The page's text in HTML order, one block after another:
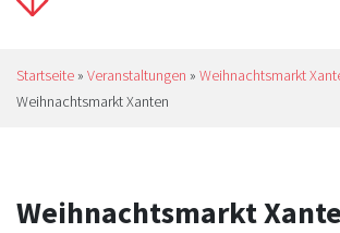
Startseite » Veranstaltungen » Weihnachtsmarkt
Weihnachtsmarkt Xanten
Weihnachtsmarkt